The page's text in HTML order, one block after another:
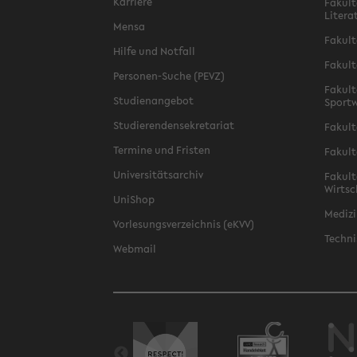
Mensa
Hilfe und Notfall
Personen-Suche (PEVZ)
Studienangebot
Studierendensekretariat
Termine und Fristen
Universitätsarchiv
UniShop
Vorlesungsverzeichnis (eKVV)
Webmail